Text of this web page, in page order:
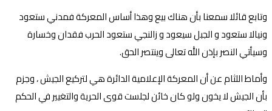
وتابع قائلا سمعنا بأن هناك بيع وهذا أساس المعركة فمدني ستعود
ونيالا ستعود و الجبل سيعود و زالنجي ستعود الحرب فقدان وخسارة
وسيأتي النصر بإذن الله تعالى وينتصر الحق.
وأماط اللثام عن أن المعركة الإعلامية الدائرة هي لتركيع الجيش ، وجزم
بأن الجيش لا يخون ولو كان خائن لجلست قوى الحرية والتغيير في الحكم